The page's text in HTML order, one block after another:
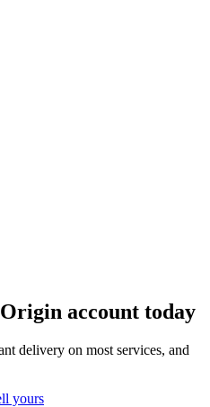
account today
delivery on most services, and
yours